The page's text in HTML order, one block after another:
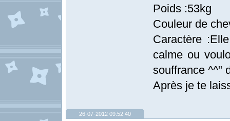
Poids :53kg
Couleur de
Caractère
calme ou
souffrance ^^"
Après je te
26-07-2012 09:52:40